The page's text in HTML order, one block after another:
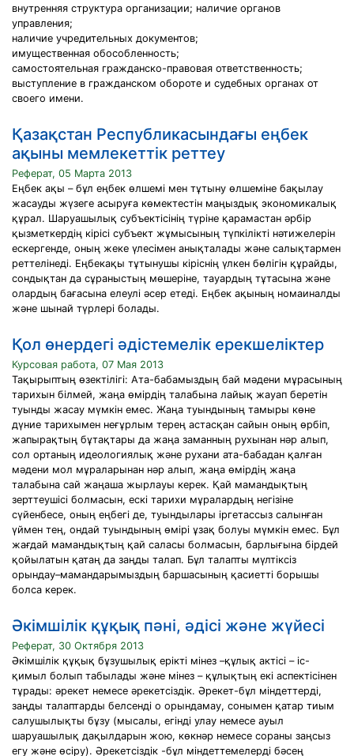
внутренняя структура организации; наличие органов
управления;
наличие учредительных документов;
имущественная обособленность;
самостоятельная гражданско-правовая ответственность;
выступление в гражданском обороте и судебных органах от
своего имени.
Қазақстан Республикасындағы еңбек
ақыны мемлекеттік реттеу
Реферат, 05 Марта 2013
Еңбек ақы – бұл еңбек өлшемі мен тұтыну өлшеміне бақылау
жасауды жүзеге асыруға көмектестін маңыздық экономикалық
құрал. Шаруашылық субъектісінің түріне қарамастан әрбір
қызметкердің кірісі субъект жұмысының түпкілікті нәтижелерін
ескергенде, оның жеке үлесімен анықталады және салықтармен
реттелінеді. Еңбекақы тұтынушы кіріснің үлкен бөлігін құрайды,
сондықтан да сұраныстың мөшеріне, тауардың тұтасына және
олардың бағасына елеулі әсер етеді. Еңбек ақының номаиналды
және шынай түрлері болады.
Қол өнердегі әдістемелік ерекшеліктер
Курсовая работа, 07 Мая 2013
Тақырыптың өзектілігі: Ата-бабамыздың бай мәдени мұрасының
тарихын білмей, жаңа өмiрдiң талабына лайық жауап беретiн
туынды жасау мүмкiн емес. Жаңа туындының тамыры көне
дүние тарихымен неғұрлым терең астасқан сайын оның өрбiп,
жапырақтың бұтақтары да жаңа заманның рухынан нәр алып,
сол ортаның идеологиялық және рухани ата-бабадан қалған
мәдени мол мұраларынан нәр алып, жаңа өмiрдiң жаңа
талабына сай жаңаша жырлауы керек. Қай мамандықтың
зерттеушiсi болмасын, ескi тарихи мұралардың негiзiне
сүйенбесе, оның еңбегi де, туындылары iргетассыз салынған
үймен тең, ондай туындының өмiрi ұзақ болуы мүмкiн емес. Бұл
жағдай мамандықтың қай саласы болмасын, барлығына бiрдей
қойылатын қатаң да заңды талап. Бұл талапты мүлтiксiз
орындау–мамандарымыздың баршасының қасиеттi борышы
болса керек.
Әкімшілік құқық пәні, әдісі және жүйесі
Реферат, 30 Октября 2013
Әкімшілік құқық бұзушылық ерікті мінез –құлық актісі – іс-
қимыл болып табылады және мінез – құлықтың екі аспектісінен
тұрады: әрекет немесе әрекетсіздік. Әрекет-бұл міндеттерді,
заңды талаптарды белсенді о орындамау, сонымен қатар тиым
салушылықты бұзу (мысалы, егінді улау немесе ауыл
шаруашылық дақылдарын жою, көкнәр немесе сораны заңсыз
егу және өсіру). Әрекетсіздік -бұл міндеттемелерді бәсең